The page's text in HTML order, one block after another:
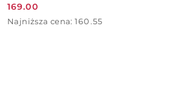
Cena
promocyjna:
169.00
Najniższa
Najniższa cena: 160.55